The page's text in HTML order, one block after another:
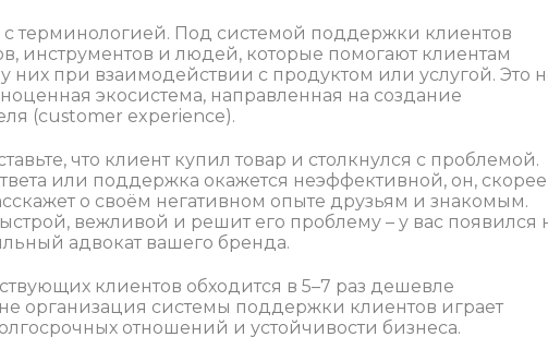
с терминологией. Под системой поддержки клиентов
инструментов и людей, которые помогают клиентам
при взаимодействии с продуктом или услугой. Это
экосистема, направленная на создание
(customer experience).
что клиент купил товар и столкнулся с проблемой.
или поддержка окажется неэффективной, он, скорее
о своём негативном опыте друзьям и знакомым.
вежливой и решит его проблему – у вас появился
адвокат вашего бренда.
клиентов обходится в 5–7 раз дешевле
организация системы поддержки клиентов играет
отношений и устойчивости бизнеса.